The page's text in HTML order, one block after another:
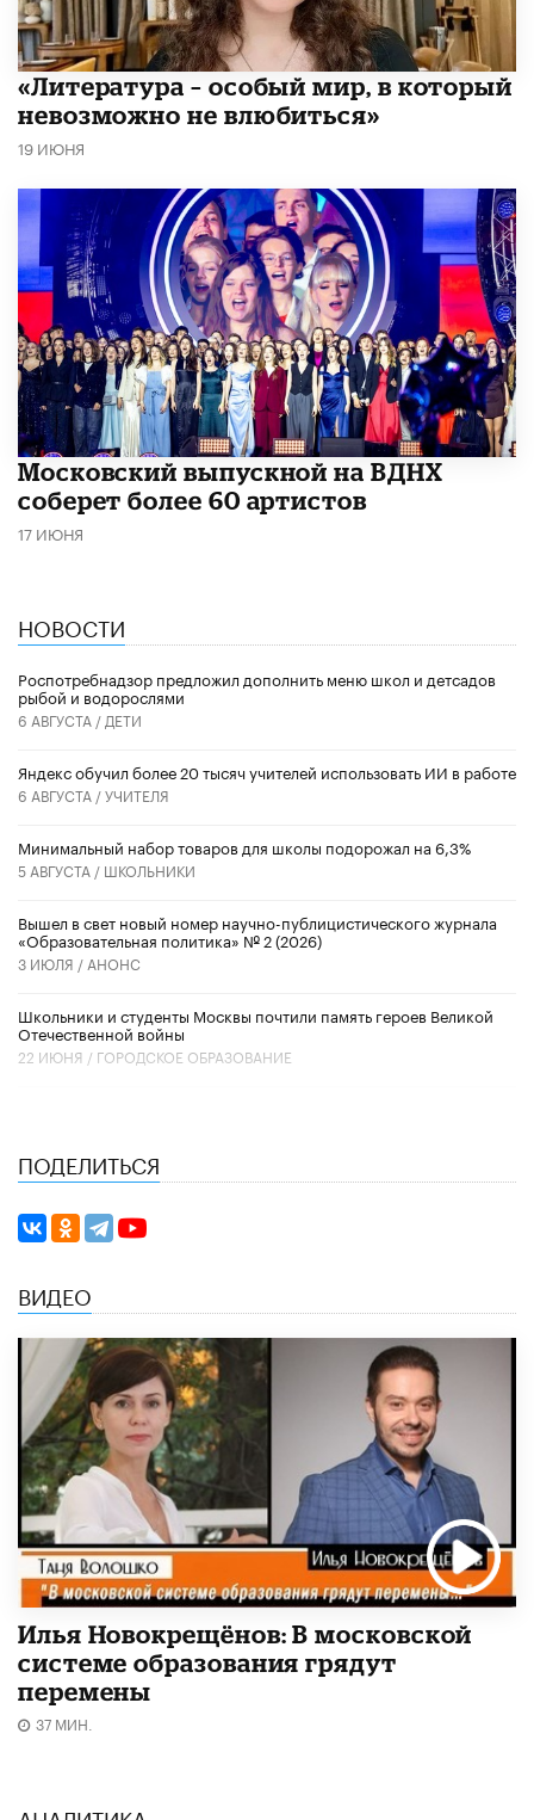
​«Литература – особый мир, в который
невозможно не влюбиться»
19 ИЮНЯ
Московский выпускной на ВДНХ
соберет более 60 артистов
17 ИЮНЯ
НОВОСТИ
Роспотребнадзор предложил дополнить меню школ и детсадов
рыбой и водорослями
6 АВГУСТА / ДЕТИ
​Яндекс обучил более 20 тысяч учителей использовать ИИ в работе
6 АВГУСТА /УЧИТЕЛЯ
Минимальный набор товаров для школы подорожал на 6,3%
5 АВГУСТА / ШКОЛЬНИКИ
Вышел в свет новый номер научно-публицистического журнала
«Образовательная политика» № 2 (2026)
3 ИЮЛЯ / АНОНС
Школьники и студенты Москвы почтили память героев Великой
Отечественной войны
22 ИЮНЯ / ГОРОДСКОЕ ОБРАЗОВАНИЕ
ПОДЕЛИТЬСЯ
ВИДЕО
Илья Новокрещёнов: В московской
системе образования грядут
перемены
37 МИН.